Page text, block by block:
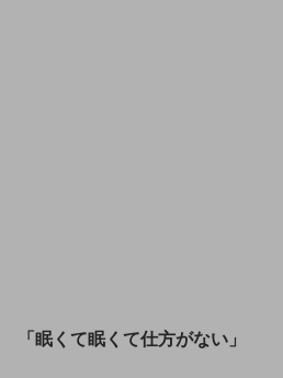
「眠くて眠くて仕方がない」